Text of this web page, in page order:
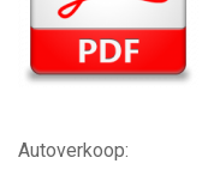
Autoverkoop: